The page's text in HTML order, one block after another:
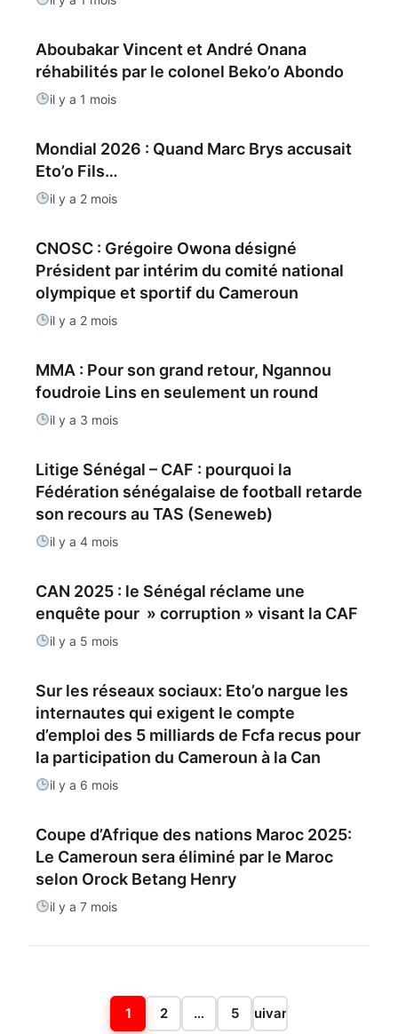
Aboubakar Vincent et André Onana
réhabilités par le colonel Beko’o Abondo
il y a 1 mois
Mondial 2026 : Quand Marc Brys accusait
Eto’o Fils…
il y a 2 mois
CNOSC : Grégoire Owona désigné
Président par intérim du comité national
olympique et sportif du Cameroun
il y a 2 mois
MMA : Pour son grand retour, Ngannou
foudroie Lins en seulement un round
il y a 3 mois
Litige Sénégal – CAF : pourquoi la
Fédération sénégalaise de football retarde
son recours au TAS (Seneweb)
il y a 4 mois
CAN 2025 : le Sénégal réclame une
enquête pour » corruption » visant la CAF
il y a 5 mois
Sur les réseaux sociaux: Eto’o nargue les
internautes qui exigent le compte
d’emploi des 5 milliards de Fcfa recus pour
la participation du Cameroun à la Can
il y a 6 mois
Coupe d’Afrique des nations Maroc 2025:
Le Cameroun sera éliminé par le Maroc
selon Orock Betang Henry
il y a 7 mois
Pagination
1 2 … 5 Suivant